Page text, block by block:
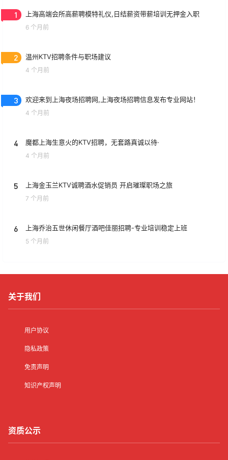
1 上海高端会所高薪聘模特礼仪,日结薪资带薪培训无押金入职
6 个月前
2 温州KTV招聘条件与职场建议
4 个月前
3 欢迎来到上海夜场招聘网,上海夜场招聘信息发布专业网站！
4 个月前
4 魔都上海生意火的KTV招聘，无套路真诚以待·
4 个月前
5 上海金玉兰KTV诚聘酒水促销员 开启璀璨职场之旅
7 个月前
6 上海乔治五世休闲餐厅酒吧佳丽招聘-专业培训稳定上班
5 个月前
关于我们
用户协议
隐私政策
免责声明
知识产权声明
资质公示